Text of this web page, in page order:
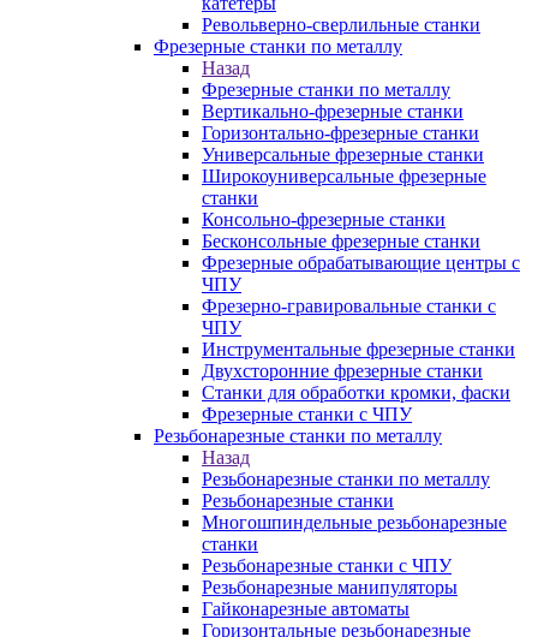
Револьверно-сверлильные станки
Фрезерные станки по металлу
Назад
Фрезерные станки по металлу
Вертикально-фрезерные станки
Горизонтально-фрезерные станки
Универсальные фрезерные станки
Широкоуниверсальные фрезерные
станки
Консольно-фрезерные станки
Бесконсольные фрезерные станки
Фрезерные обрабатывающие центры с
ЧПУ
Фрезерно-гравировальные станки с
ЧПУ
Инструментальные фрезерные станки
Двухсторонние фрезерные станки
Станки для обработки кромки, фаски
Фрезерные станки с ЧПУ
Резьбонарезные станки по металлу
Назад
Резьбонарезные станки по металлу
Резьбонарезные станки
Многошпиндельные резьбонарезные
станки
Резьбонарезные станки с ЧПУ
Резьбонарезные манипуляторы
Гайконарезные автоматы
Горизонтальные резьбонарезные